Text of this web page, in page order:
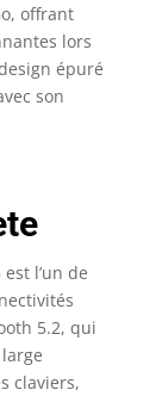
offrant
lors
épuré
son
l’un de
5.2, qui
claviers,